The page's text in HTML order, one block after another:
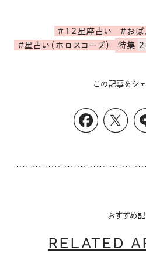
#12星座占い #おぱ
#星占い（ホロスコープ）
特集
この記事をシ
おすすめ
RELATED